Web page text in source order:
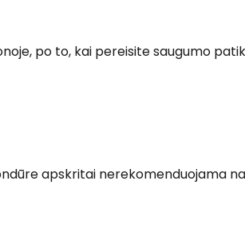
po to, kai pereisite saugumo
apskritai nerekomenduojama